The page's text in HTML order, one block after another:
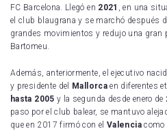
FC Barcelona. Llegó en 2021 , en una
el club blaugrana y se marchó después
grandes movimientos y redujo una gran
Bartomeu.
Además, anteriormente, el ejecutivo
y presidente del Mallorcaen diferentes
hasta 2005 y la segunda desde enero de
paso por el club balear, se mantuvo
que en 2017 firmó con el Valenciacomo